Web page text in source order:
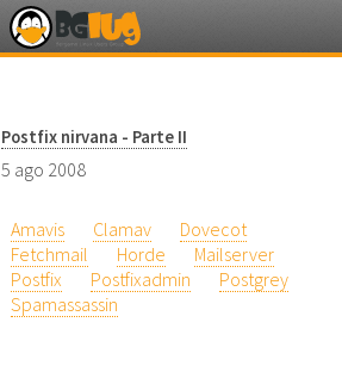
Postfix nirvana - Parte II
5 ago 2008
Amavis Clamav
Dovecot
Fetchmail
Horde
Mailserver
Postfix
Postfixadmin
Postgrey
Spamassassin